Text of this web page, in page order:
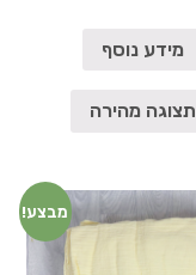
מידע נוסף
תצוגה מהירה
מבצע!